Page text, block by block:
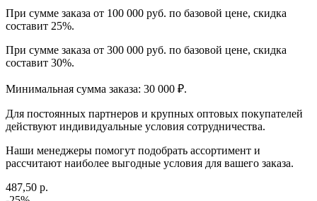
При сумме заказа от 100 000 руб. по базовой цене, скидка
составит 25%.
При сумме заказа от 300 000 руб. по базовой цене, скидка
составит 30%.
Минимальная сумма заказа: 30 000 ₽.
Для постоянных партнеров и крупных оптовых покупателей
действуют индивидуальные условия сотрудничества.
Наши менеджеры помогут подобрать ассортимент и
рассчитают наиболее выгодные условия для вашего заказа.
487,50 р.